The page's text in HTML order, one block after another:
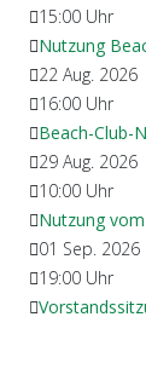
15:00 Uhr
Nutzung
22 Aug. 2026
16:00 Uhr
Beach-Club-
29 Aug. 2026
10:00 Uhr
Nutzung
01 Sep. 2026
19:00 Uhr